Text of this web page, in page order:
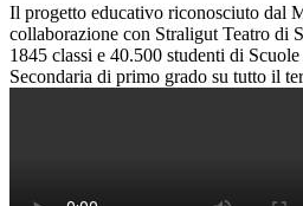
Il progetto educativo riconosciuto dal
collaborazione con Straligut Teatro di
1845 classi e 40.500 studenti di
Secondaria di primo grado su tutto il